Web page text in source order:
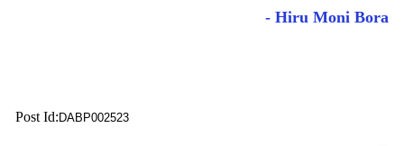
- Hiru Moni Bora
Post Id: DABP002523